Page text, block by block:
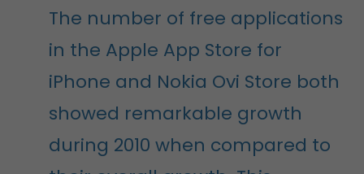
The number of free applications
in the Apple App Store for
iPhone and Nokia Ovi Store both
showed remarkable growth
during 2010 when compared to